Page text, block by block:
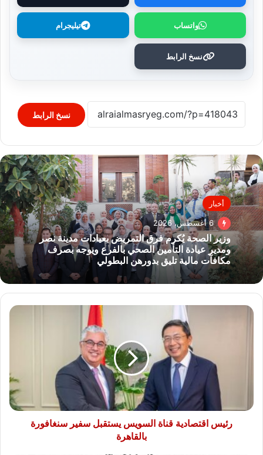
واتساب تيليجرام
نسخ الرابط
نسخ الرابط
أخبار
6 أغسطس، 2026
وزير الصحة يُكرم فرق التمريض بعيادات مدينة نصر
ومدير عيادة التأمين الصحي بالفرع ويوجه بصرف
مكافآت مالية تليق بدورهن البطولي
رئيس
رئيس اقتصادية قناة السويس يستقبل سفير سنغافورة
بالقاهرة